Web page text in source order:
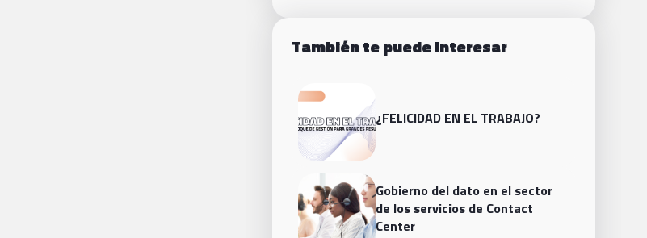
También te puede interesar
¿FELICIDAD EN EL TRABAJO?
Gobierno del dato en el sector
de los servicios de Contact
Center